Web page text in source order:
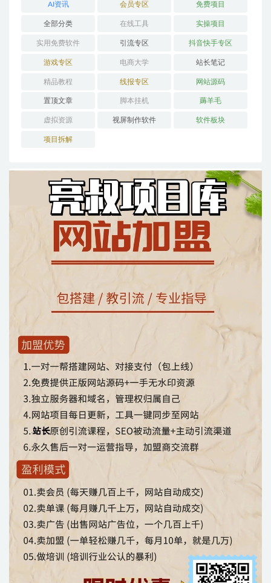
AI资讯 会员专区 免费项目
全部分类 在线工具 实操项目
实用免费软件 引流专区 抖音快手专区
游戏专区 电商大学 站长笔记
精品教程 线报专区 网站源码
置顶文章 脚本挂机 薅羊毛
虚拟资源 视屏制作软件 软件板块
项目拆解